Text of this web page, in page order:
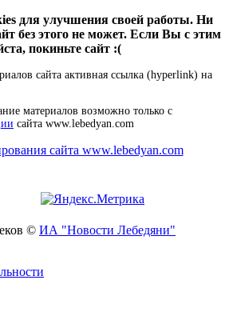
для улучшения своей работы. Ни
без этого не может. Если Вы с этим
покиньте сайт :(
сайта активная ссылка (hyperlink) на
материалов возможно только с
сайта www.lebedyan.com
© ИА "Новости Лебедяни"